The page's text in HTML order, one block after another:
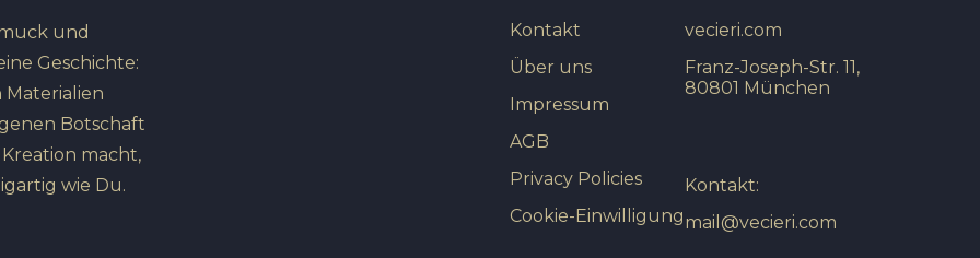
und
Geschichte:
Materialien
Botschaft
macht,
wie Du.
Kontakt
Über uns
Impressum
AGB
Privacy Policies
Cookie-Einwilligung
vecieri.com
Franz-Joseph-Str. 11,
80801 München
Kontakt:
mail@vecieri.com